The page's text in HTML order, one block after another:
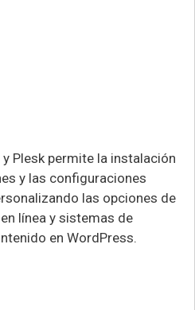
Plesk permite la instalación
y las configuraciones
las opciones de
línea y sistemas de
en WordPress.